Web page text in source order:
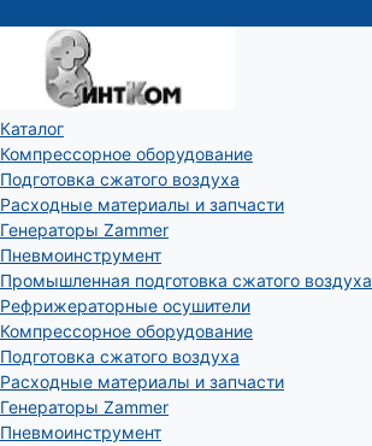
Каталог
Компрессорное оборудование
Подготовка сжатого воздуха
Расходные материалы и запчасти
Генераторы Zammer
Пневмоинструмент
Промышленная подготовка сжатого воздуха
Рефрижераторные осушители
Компрессорное оборудование
Подготовка сжатого воздуха
Расходные материалы и запчасти
Генераторы Zammer
Пневмоинструмент